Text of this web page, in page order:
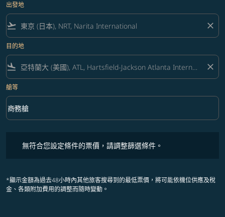
出發地
flight_takeoff close
目的地
flight_land close
艙等
艙等 option 商務艙 Selected
商務艙
keyboard_arrow_down
無符合您設定條件的票價，請調整篩選條件。
*顯示金額為過去48小時內其他旅客搜尋到的最低票價，將可能依機位供應及稅
金、各類附加費用的調整而隨時變動。